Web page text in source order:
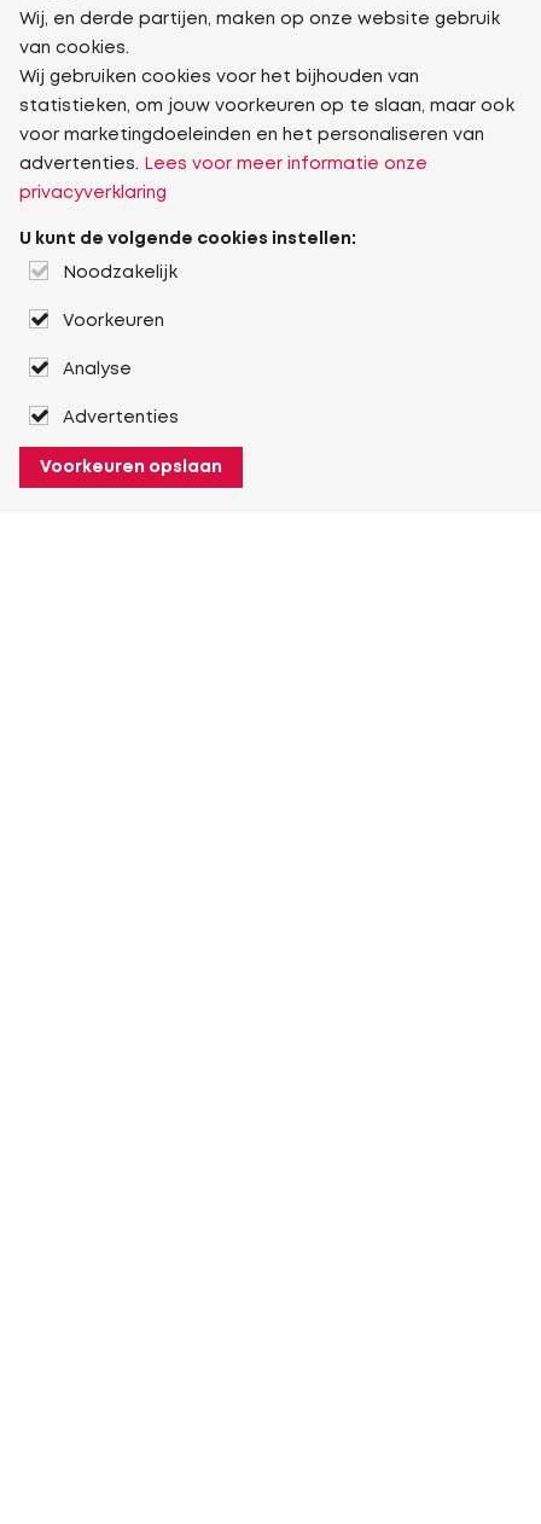
Wij, en derde partijen, maken op onze website gebruik
van cookies.
Wij gebruiken cookies voor het bijhouden van
statistieken, om jouw voorkeuren op te slaan, maar ook
voor marketingdoeleinden en het personaliseren van
advertenties.
Lees voor meer informatie onze
privacyverklaring
U kunt de volgende cookies instellen:
Noodzakelijk
Voorkeuren
Analyse
Advertenties
Voorkeuren opslaan